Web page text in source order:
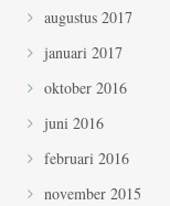
augustus 2017
januari 2017
oktober 2016
juni 2016
februari 2016
november 2015